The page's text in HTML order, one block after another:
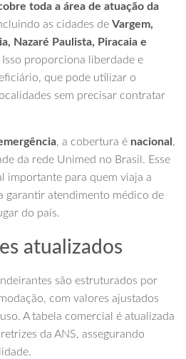
toda a área de atuação da
as cidades de Vargem,
Nazaré Paulista, Piracaia e
proporciona liberdade e
que pode utilizar o
sem precisar contratar
, a cobertura é nacional ,
da rede Unimed no Brasil. Esse
importante para quem viaja a
garantir atendimento médico de
do país.
atualizados
são estruturados por
com valores ajustados
A tabela comercial é atualizada
da ANS, assegurando